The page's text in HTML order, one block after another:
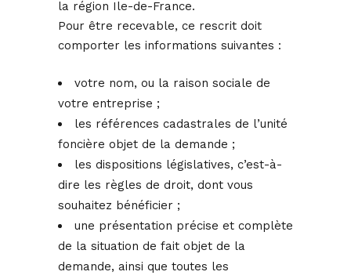
la région Ile-de-France.
Pour être recevable, ce rescrit doit
comporter les informations suivantes :
votre nom, ou la raison sociale de
votre entreprise ;
les références cadastrales de l’unité
foncière objet de la demande ;
les dispositions législatives, c’est-à-
dire les règles de droit, dont vous
souhaitez bénéficier ;
une présentation précise et complète
de la situation de fait objet de la
demande, ainsi que toutes les